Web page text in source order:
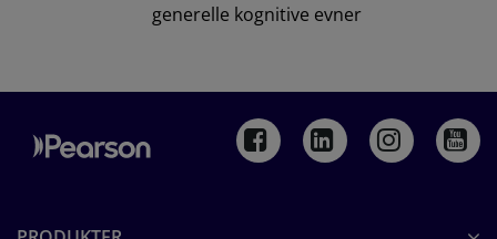
generelle kognitive evner